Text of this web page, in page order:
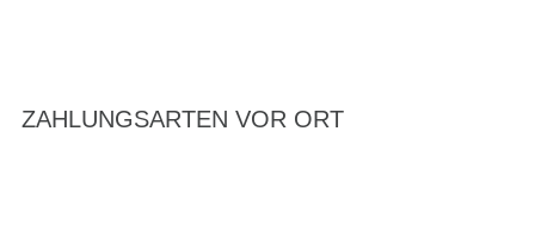
ZAHLUNGSARTEN VOR ORT